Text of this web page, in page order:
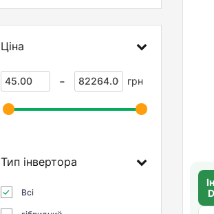
Ціна
- грн
Тип інвертора
Всі